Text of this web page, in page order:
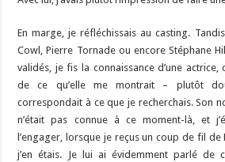
En marge, je réfléchissais au casting.
Cowl, Pierre Tornade ou encore Stéphane
validés, je fis la connaissance d’une
de ce qu’elle me montrait – plutôt
correspondait à ce que je recherchais. Son
n’était pas connue à ce moment-là, et
l’engager, lorsque je reçus un coup de fil
j’en étais. Je lui ai évidemment parlé de